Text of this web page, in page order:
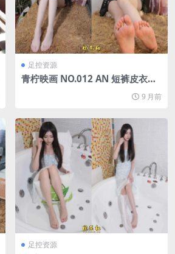
足控资源
青柠映画 NO.012 AN 短裤皮衣套
9 月前
足控资源